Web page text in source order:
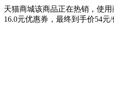
天猫商城该商品正在热销，使
16.0元优惠券，最终到手价54元/